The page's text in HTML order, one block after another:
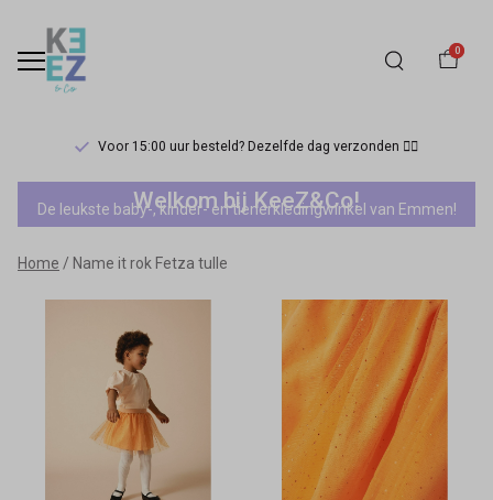
0
Voor 15:00 uur besteld? Dezelfde dag verzonden 🏃‍♀️
Name
it
rok
Keez&Co
Welkom bij KeeZ&Co!
De leukste baby-, kinder- en tienerkledingwinkel van Emmen!
Home Name it rok Fetza tulle